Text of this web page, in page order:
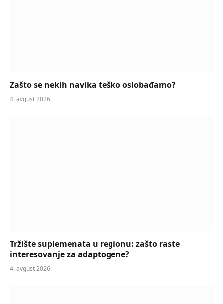
Zašto se nekih navika teško oslobađamo?
4. avgust 2026.
Tržište suplemenata u regionu: zašto raste
interesovanje za adaptogene?
4. avgust 2026.